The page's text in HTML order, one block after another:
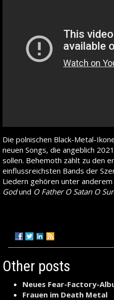
Die polnischen Black-Metal-
neuen Songs, die angeblich
sollen. Behemoth zählt zu den
einflussreichsten Bands der
Liedern gehören unter anderem
Godund O Father O Satan O
Other posts
Neues Fear-Factory-
Frauen im Death Metal